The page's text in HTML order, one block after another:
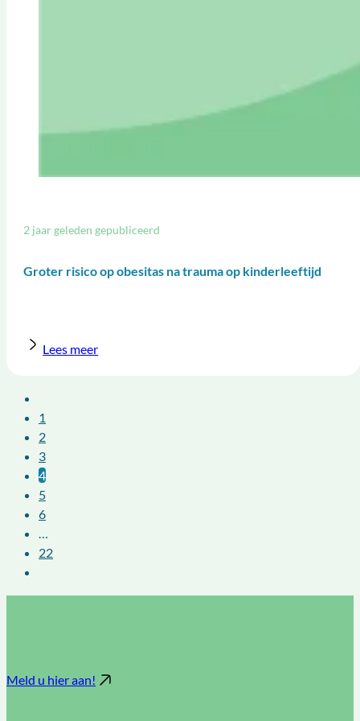
Groter risico op obesitas na trauma op kinderleeftijd
2 jaar geleden gepubliceerd
Lees meer
1
2
3
4
5
6
…
22
Meld u hier aan!